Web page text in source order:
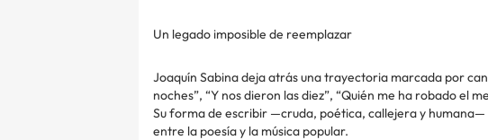
Un legado imposible de reemplazar
Joaquín Sabina deja atrás una trayectoria marcada por
noches”, “Y nos dieron las diez”, “Quién me ha robado el
Su forma de escribir —cruda, poética, callejera y
entre la poesía y la música popular.